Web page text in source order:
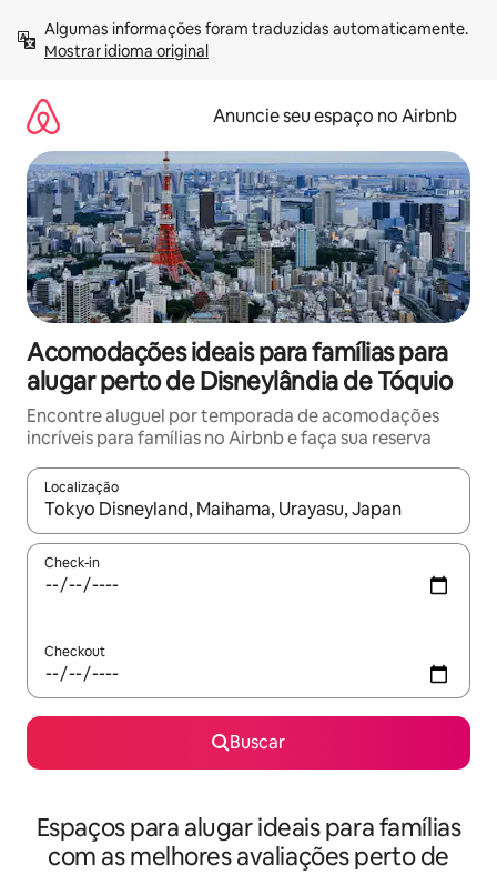
para
Mostrar idioma original
Anuncie seu espaço no Airbnb
Acomodações ideais para famílias para
alugar perto de Disneylândia de Tóquio
Encontre aluguel por temporada de acomodações
incríveis para famílias no Airbnb e faça sua reserva
Localização
Quando os resultados estiverem disponíveis, explore-os
Check-in
Checkout
Buscar
Espaços para alugar ideais para famílias
com as melhores avaliações perto de